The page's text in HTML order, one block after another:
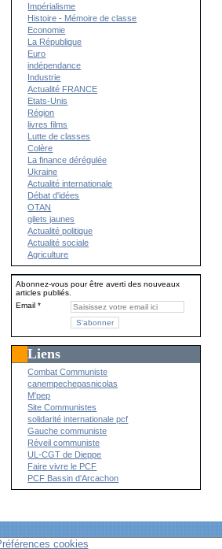
Impérialisme
Histoire - Mémoire de classe
Economie
La République
Euro
indépendance
Industrie
Actualité FRANCE
Etats-Unis
Région
livres films
Lutte de classes
Colère
La finance dérégulée
Ukraine
Actualité internationale
Débat d'idées
OTAN
gilets jaunes
Actualité politique
Actualité sociale
Agriculture
Abonnez-vous pour être averti des nouveaux
articles publiés.
Email
Liens
Combat Communiste
canempechepasnicolas
M'pep
Site Communistes
solidarité internationale pcf
Gauche communiste
Réveil communiste
UL-CGT de Dieppe
Faire vivre le PCF
PCF Bassin d'Arcachon
cookies